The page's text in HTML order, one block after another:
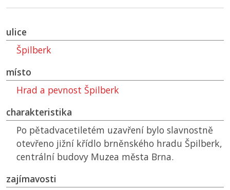
ulice
Špilberk
místo
Hrad a pevnost Špilberk
charakteristika
Po pětadvacetiletém uzavření bylo slavnostně
otevřeno jižní křídlo brněnského hradu Špilberk,
centrální budovy Muzea města Brna.
zajímavosti